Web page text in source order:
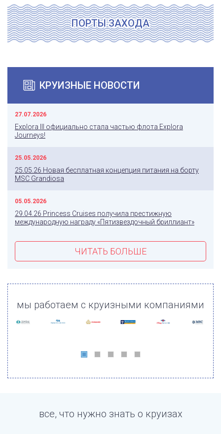
ПОРТЫ ЗАХОДА
КРУИЗНЫЕ НОВОСТИ
27.07.2026
Explora III официально стала частью флота Explora
Journeys!
25.05.2026
25.05.26 Новая бесплатная концепция питания на борту
MSC Grandiosa
05.05.2026
29.04.26 Princess Cruises получила престижную
международную награду «Пятизвездочный бриллиант»
ЧИТАТЬ БОЛЬШЕ
мы работаем с круизными компаниями
все, что нужно знать о круизах